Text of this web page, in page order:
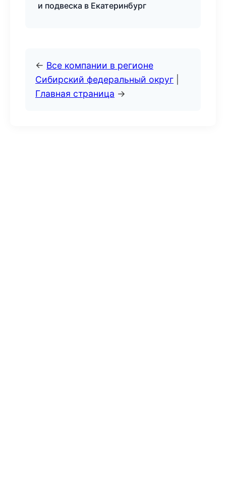
и подвеска в Екатеринбург
← Все компании в регионе
Сибирский федеральный округ
Главная страница →